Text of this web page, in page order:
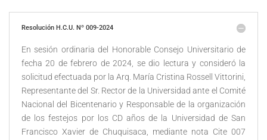
Resolución H.C.U. Nº 009-2024
En sesión ordinaria del Honorable Consejo Universitario de
fecha 20 de febrero de 2024, se dio lectura y consideró la
solicitud efectuada por la Arq. María Cristina Rossell Vittorini,
Representante del Sr. Rector de la Universidad ante el Comité
Nacional del Bicentenario y Responsable de la organización
de los festejos por los CD años de la Universidad de San
Francisco Xavier de Chuquisaca, mediante nota Cite 007